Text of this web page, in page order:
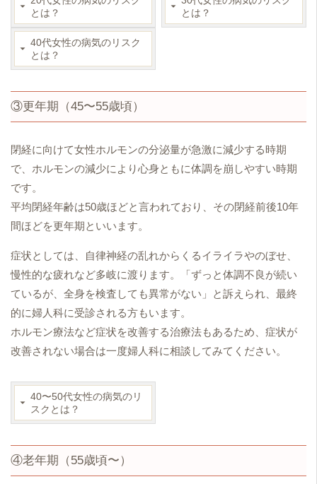
とは？
とは？
40代女性の病気のリスク
とは？
③更年期（45〜55歳頃）
閉経に向けて女性ホルモンの分泌量が急激に減少する時期
で、ホルモンの減少により心身ともに体調を崩しやすい時期
です。
平均閉経年齢は50歳ほどと言われており、その閉経前後10年
間ほどを更年期といいます。
症状としては、自律神経の乱れからくるイライラやのぼせ、
慢性的な疲れなど多岐に渡ります。「ずっと体調不良が続い
ているが、全身を検査しても異常がない」と訴えられ、最終
的に婦人科に受診される方もいます。
ホルモン療法など症状を改善する治療法もあるため、症状が
改善されない場合は一度婦人科に相談してみてください。
40〜50代女性の病気のリ
スクとは？
④老年期（55歳頃〜）